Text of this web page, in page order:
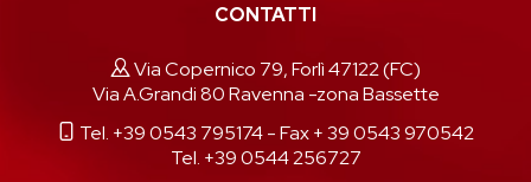
CONTATTI
Via Copernico 79, Forlì 47122 (FC)
Via A.Grandi 80 Ravenna -zona Bassette
Tel. +39 0543 795174- Fax + 39 0543 970542
Tel. +39 0544 256727